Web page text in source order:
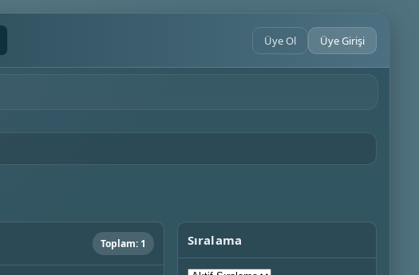
Üye Ol Üye Girişi
Toplam: 1 Sıralama